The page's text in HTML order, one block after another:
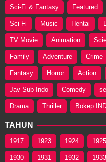
Sci-Fi & Fantasy Featured
Sci-Fi Music Hentai
TV Movie Animation
Family Adventure Crime
Fantasy Horror Action
Jav Sub Indo Comedy
Drama Thriller Bokep
TAHUN
1917 1923 1924 1925
1930 1931 1932 1933